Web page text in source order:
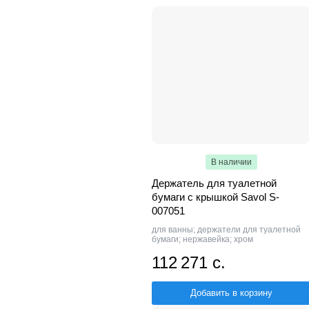
В наличии
Держатель для туалетной
бумаги с крышкой Savol S-
007051
для ванны; держатели для туалетной
бумаги; нержавейка; хром
112 271 с.
Добавить в корзину